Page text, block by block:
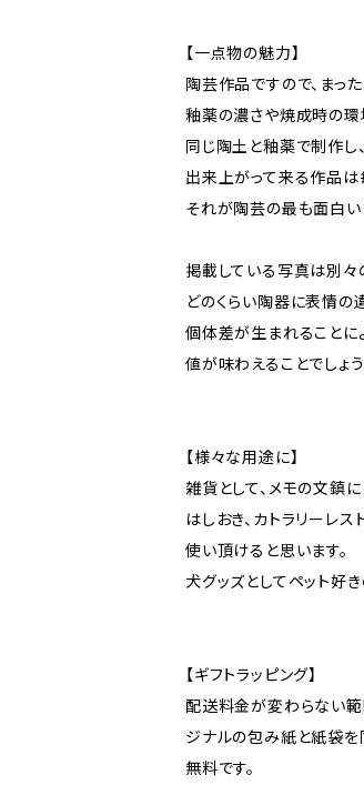
【一点物の魅力】
陶芸作品ですので、まっ
釉薬の濃さや焼成時の環
同じ陶土と釉薬で制作し
出来上がって来る作品は
それが陶芸の最も面白い
掲載している写真は別々
どのくらい陶器に表情の
個体差が生まれることに
値が味わえることでしょう
【様々な用途に】
雑貨として、メモの文鎮に
はしおき、カトラリーレ
使い頂けると思います。
犬グッズとしてペット好
【ギフトラッピング】
配送料金が変わらない範
ジナルの包み紙と紙袋を
無料です。